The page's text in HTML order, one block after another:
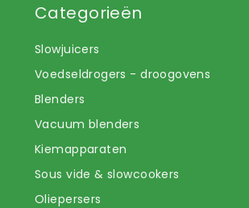
Categorieën
Slowjuicers
Voedseldrogers - droogovens
Blenders
Vacuum blenders
Kiemapparaten
Sous vide & slowcookers
Oliepersers